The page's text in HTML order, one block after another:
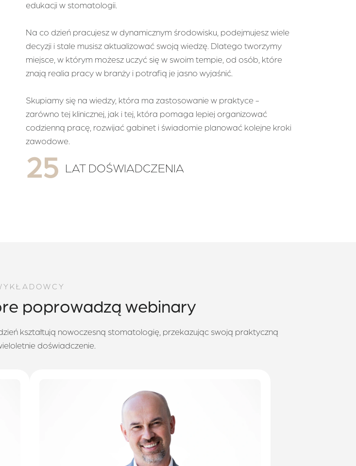
edukacji w stomatologii.
Na co dzień pracujesz w dynamicznym środowisku, podejmujesz wiele
decyzji i stale musisz aktualizować swoją wiedzę. Dlatego tworzymy
miejsce, w którym możesz uczyć się w swoim tempie, od osób, które
znają realia pracy w branży i potrafią je jasno wyjaśnić.
Skupiamy się na wiedzy, która ma zastosowanie w praktyce -
zarówno tej klinicznej, jak i tej, która pomaga lepiej organizować
codzienną pracę, rozwijać gabinet i świadomie planować kolejne kroki
zawodowe.
25 LAT DOŚWIADCZENIA
poprowadzą webinary
kształtują nowoczesną stomatologię, przekazując swoją praktyczną
doświadczenie.